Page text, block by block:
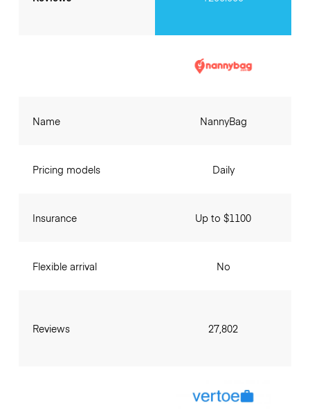
Name
Pricing models
Insurance
Flexible arrival
Reviews
NannyBag
Daily
Up to $1100
No
27,802